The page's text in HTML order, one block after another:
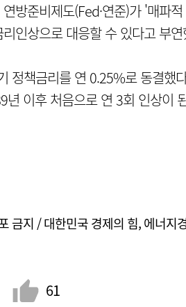
방준비제도(Fed·연준)가 '매파
인상으로 대응할 수 있다고 부연
정책금리를 연 0.25%로 동결했
이후 처음으로 연 3회 인상이
금지 / 대한민국 경제의 힘, 에너지
61